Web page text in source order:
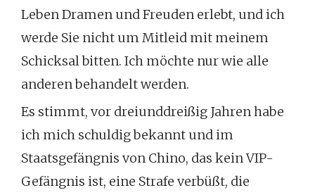
Leben Dramen und Freuden erlebt, und ich
werde Sie nicht um Mitleid mit meinem
Schicksal bitten. Ich möchte nur wie alle
anderen behandelt werden.
Es stimmt, vor dreiunddreißig Jahren habe
ich mich schuldig bekannt und im
Staatsgefängnis von Chino, das kein VIP-
Gefängnis ist, eine Strafe verbüßt, die